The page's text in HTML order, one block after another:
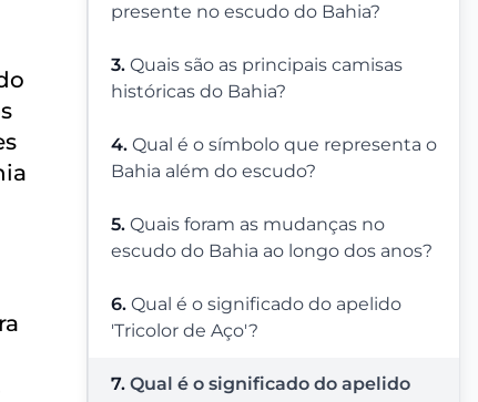
presente no escudo do Bahia?
3. Quais são as principais camisas
históricas do Bahia?
4. Qual é o símbolo que representa o
Bahia além do escudo?
5. Quais foram as mudanças no
escudo do Bahia ao longo dos anos?
6. Qual é o significado do apelido
'Tricolor de Aço'?
7. Qual é o significado do apelido